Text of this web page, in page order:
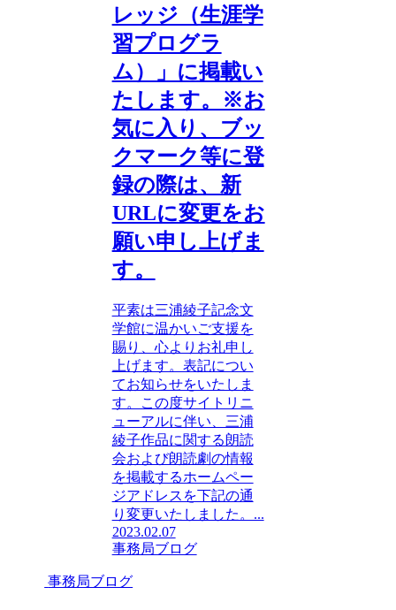
レッジ（生涯学
習プログラ
ム）」に掲載い
たします。※お
気に入り、ブッ
クマーク等に登
録の際は、新
URLに変更をお
願い申し上げま
す。
平素は三浦綾子記念文
学館に温かいご支援を
賜り、心よりお礼申し
上げます。表記につい
てお知らせをいたしま
す。この度サイトリニ
ューアルに伴い、三浦
綾子作品に関する朗読
会および朗読劇の情報
を掲載するホームペー
ジアドレスを下記の通
り変更いたしました。...
2023.02.07
事務局ブログ
事務局ブログ